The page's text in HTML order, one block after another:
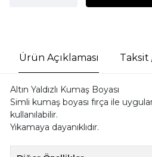
Ürün Açıklaması Taksit
Altın Yaldızlı Kumaş Boyası
Simli kumaş boyası fırça ile
kullanılabilir.
Yıkamaya dayanıklıdır.